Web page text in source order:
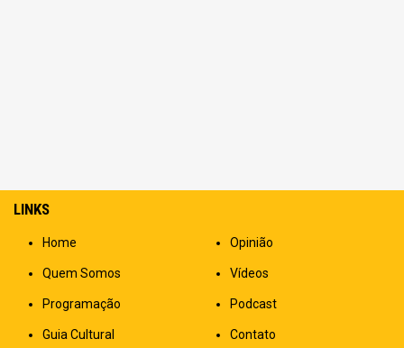
LINKS
Home
Quem Somos
Programação
Guia Cultural
Opinião
Vídeos
Podcast
Contato